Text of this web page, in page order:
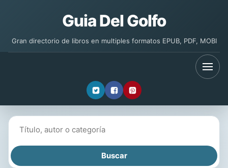
Guia Del Golfo
Gran directorio de libros en multiples formatos EPUB, PDF, MOBI